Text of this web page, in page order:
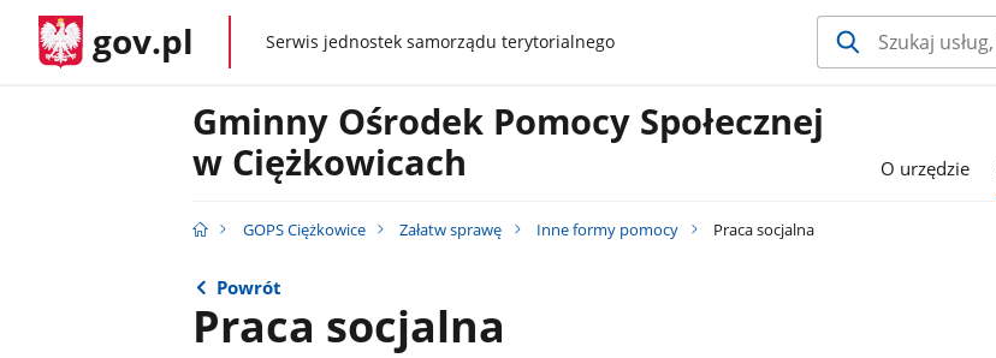
gov.pl gov.plSerwis jednostek samorządu terytorialnego
Gminny Ośrodek Pomocy Społecznej
w Ciężkowicach
O urzędzie
GOPS Ciężkowice Załatw sprawę Inne formy pomocy Praca socjalna
Powrót
Praca socjalna